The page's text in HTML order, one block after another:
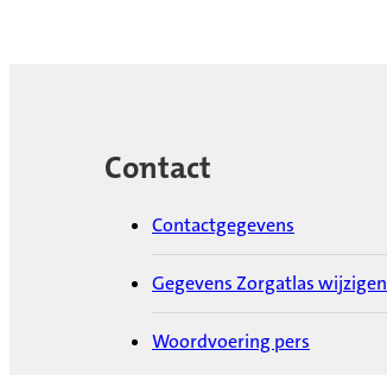
Contact
Contactgegevens
Gegevens Zorgatlas wijzigen
Woordvoering pers